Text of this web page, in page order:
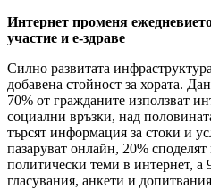
Интернет променя
участие и е-здраве
Силно развитата
добавена стойност за хората.
70% от гражданите използват
социални връзки, над
търсят информация за стоки и
пазаруват онлайн, 20%
политически теми в интернет, а
гласувания, анкети и